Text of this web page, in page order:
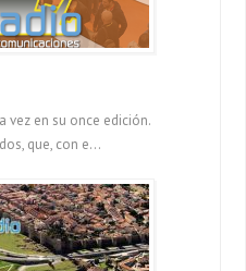
vez en su once edición.
que, con e...